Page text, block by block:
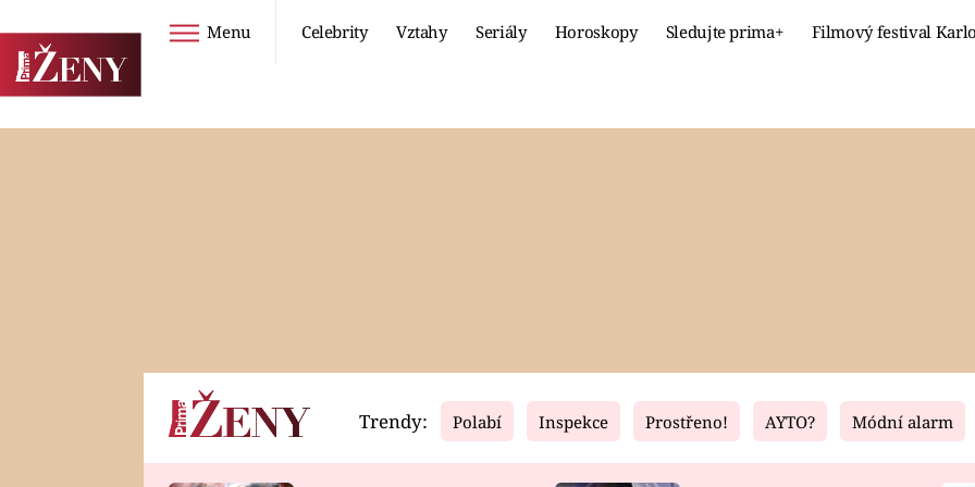
Menu Celebrity Vztahy Seriály Horoskopy Sledujte prima+ Filmový festival
Horoskopy Video Fresh Living
Trendy: Polabí Inspekce Prostřeno! AYTO? Módní alarm